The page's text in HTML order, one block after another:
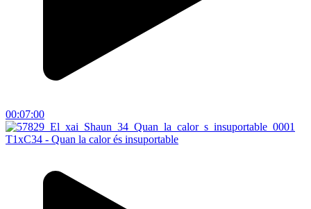
00:07:00
T1xC34 - Quan la calor és insuportable